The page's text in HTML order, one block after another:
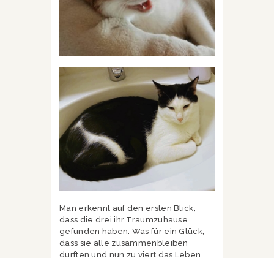
Man erkennt auf den ersten Blick,
dass die drei ihr Traumzuhause
gefunden haben. Was für ein Glück,
dass sie alle zusammenbleiben
durften und nun zu viert das Leben